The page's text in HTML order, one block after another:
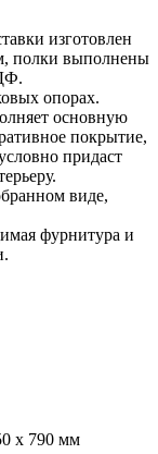
изготовлен
полки выполнены
опорах.
основную
покрытие,
придаст
виде,
фурнитура и
х 790 мм